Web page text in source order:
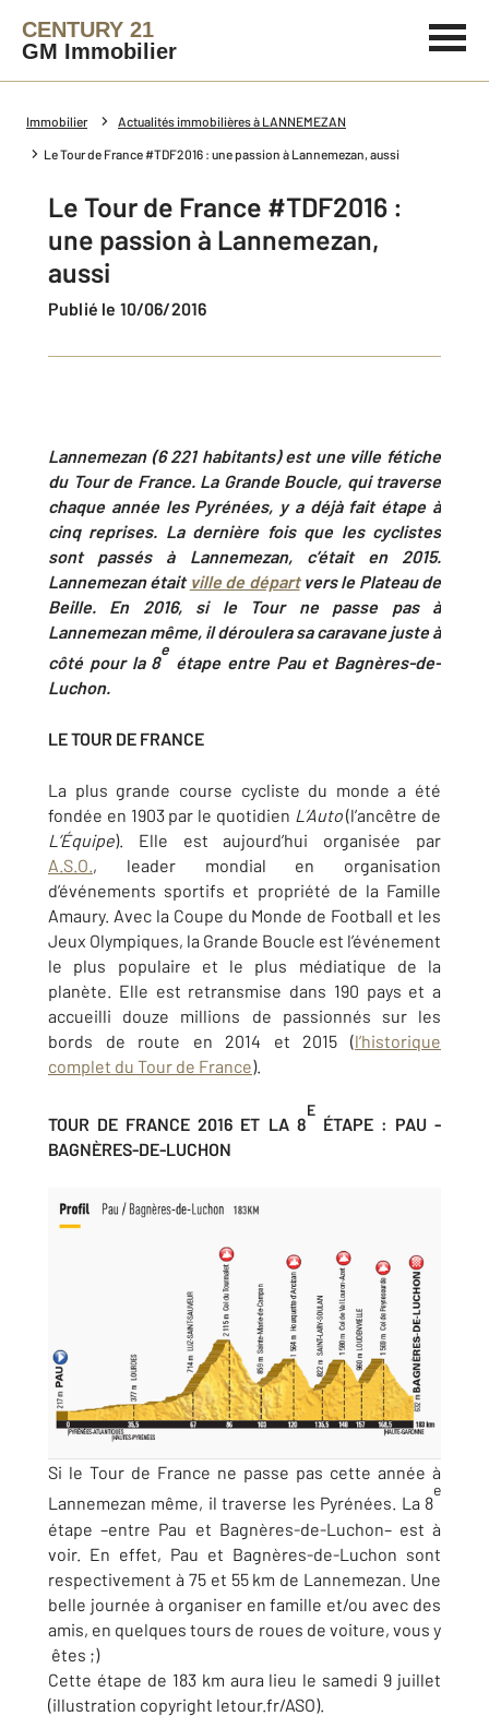
CENTURY 21
GM Immobilier
Immobilier Actualités immobilières à LANNEMEZAN
Le Tour de France #TDF2016 : une passion à Lannemezan, aussi
Le Tour de France #TDF2016 :
une passion à Lannemezan,
aussi
Publié le 10/06/2016
Lannemezan (6 221 habitants) est une ville fétiche
du Tour de France. La Grande Boucle, qui traverse
chaque année les Pyrénées, y a déjà fait étape à
cinq reprises. La dernière fois que les cyclistes
sont passés à Lannemezan, c’était en 2015.
Lannemezan était ville de départvers le Plateau de
Beille. En 2016, si le Tour ne passe pas à
Lannemezan même, il déroulera sa caravane juste à
côté pour la 8
e
étape entre Pau et Bagnères-de-
Luchon.
LE TOUR DE FRANCE
La plus grande course cycliste du monde a été
fondée en 1903 par le quotidien L’Auto(l’ancêtre de
L’Équipe). Elle est aujourd’hui organisée par
A.S.O., leader mondial en organisation
d’événements sportifs et propriété de la Famille
Amaury. Avec la Coupe du Monde de Football et les
Jeux Olympiques, la Grande Boucle est l’événement
le plus populaire et le plus médiatique de la
planète. Elle est retransmise dans 190 pays et a
accueilli douze millions de passionnés sur les
bords de route en 2014 et 2015 (l’historique
complet du Tour de France).
TOUR DE FRANCE 2016 ET LA 8
E
ÉTAPE : PAU -
BAGNÈRES-DE-LUCHON
Si le Tour de France ne passe pas cette année à
Lannemezan même, il traverse les Pyrénées. La 8
e
étape –entre Pau et Bagnères-de-Luchon– est à
voir. En effet, Pau et Bagnères-de-Luchon sont
respectivement à 75 et 55 km de Lannemezan. Une
belle journée à organiser en famille et/ou avec des
amis, en quelques tours de roues de voiture, vous y
êtes ;)
Cette étape de 183 km aura lieu le samedi 9 juillet
(illustration copyright letour.fr/ASO).